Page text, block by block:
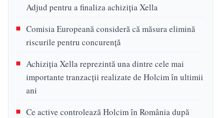
Adjud pentru a finaliza achiziția Xella
Comisia Europeană consideră că măsura elimină
riscurile pentru concurență
Achiziția Xella reprezintă una dintre cele mai
importante tranzacții realizate de Holcim în ultimii
ani
Ce active controlează Holcim în România după